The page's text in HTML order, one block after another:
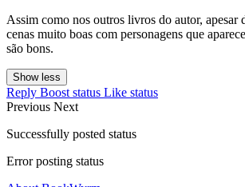
Assim como nos outros livros do autor, apesar
cenas muito boas com personagens que
são bons.
Show less
Reply Boost status Like status
Previous Next
Successfully posted status
Error posting status